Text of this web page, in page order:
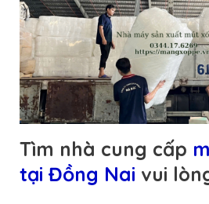
Tìm nhà cung cấp
tại Đồng Nai vui